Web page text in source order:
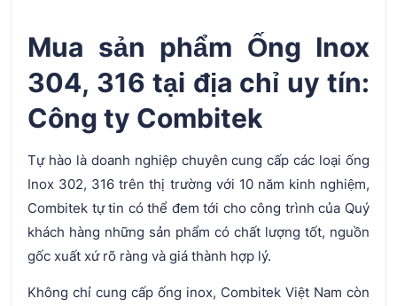
Mua sản phẩm Ống Inox
304, 316 tại địa chỉ uy tín:
Công ty Combitek
Tự hào là doanh nghiệp chuyên cung cấp các loại ống
Inox 302, 316 trên thị trường với 10 năm kinh nghiệm,
Combitek tự tin có thể đem tới cho công trình của Quý
khách hàng những sản phẩm có chất lượng tốt, nguồn
gốc xuất xứ rõ ràng và giá thành hợp lý.
Không chỉ cung cấp ống inox, Combitek Việt Nam còn